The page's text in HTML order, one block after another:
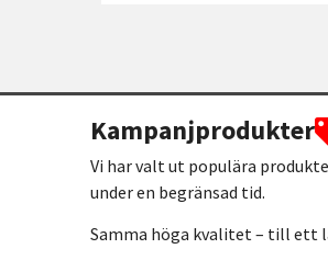
Kampanjprodukter
Vi har valt ut populära
under en begränsad tid.
Samma höga kvalitet – till ett